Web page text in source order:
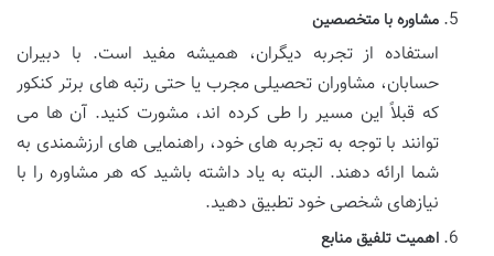
مشاوره با متخصصین
استفاده از تجربه دیگران، همیشه مفید است. با دبیران
حسابان، مشاوران تحصیلی مجرب یا حتی رتبه های برتر کنکور
که قبلاً این مسیر را طی کرده اند، مشورت کنید. آن ها می
توانند با توجه به تجربه های خود، راهنمایی های ارزشمندی به
شما ارائه دهند. البته به یاد داشته باشید که هر مشاوره را با
نیازهای شخصی خود تطبیق دهید.
اهمیت تلفیق منابع